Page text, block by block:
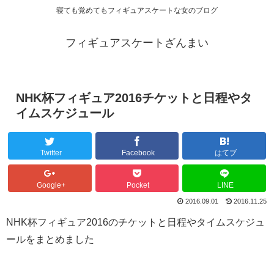
寝ても覚めてもフィギュアスケートな女のブログ
フィギュアスケートざんまい
NHK杯フィギュア2016チケットと日程やタ
イムスケジュール
Twitter Facebook はてブ
Google+ Pocket LINE
2016.09.01 2016.11.25
NHK杯フィギュア2016のチケットと日程やタイムスケジュ
ールをまとめました